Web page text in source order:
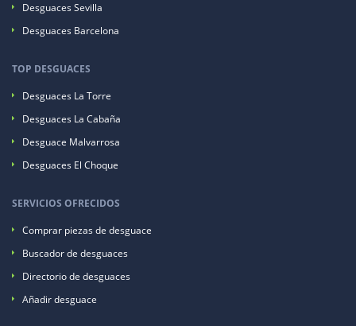
Desguaces Sevilla
Desguaces Barcelona
TOP DESGUACES
Desguaces La Torre
Desguaces La Cabaña
Desguace Malvarrosa
Desguaces El Choque
SERVICIOS OFRECIDOS
Comprar piezas de desguace
Buscador de desguaces
Directorio de desguaces
Añadir desguace